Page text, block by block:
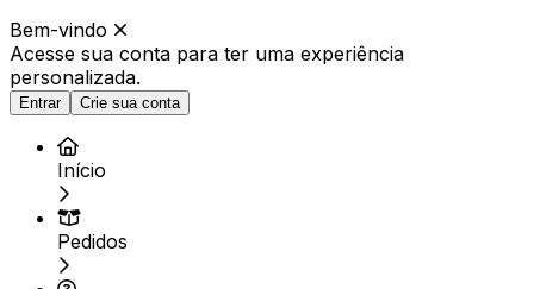
Bem-vindo
Acesse sua conta para ter uma experiência
personalizada.
Entrar Crie sua conta
Início
Pedidos